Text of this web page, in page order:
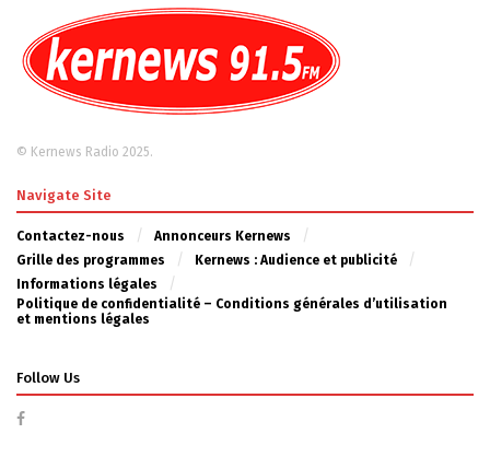
© Kernews Radio 2025.
Navigate Site
Contactez-nous
Annonceurs Kernews
Grille des programmes
Kernews : Audience et publicité
Informations légales
Politique de confidentialité – Conditions générales d’utilisation
et mentions légales
Follow Us